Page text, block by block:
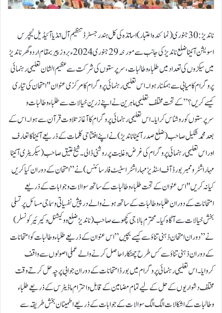
ناندیڑ: 30 جنوری ( نمائندہ اعتبار) اساتذہ کی کل ہند رجسٹرڈ تنظیم آل انڈیا آئیڈیل ٹیچرس
اسویشن آئیٹا ضلع ناندیڑ کی جانب سے مورخہ 29جنوری 2024ء بروز پیر بمقام اردو گھر ناندیڑ
میں سیکڑوں کی تعداد میں طلباء وطالبات،سرپرستوں کی شرکت سے عظیم الشان تعلیمی رہنمائی
پروگرام کامیابی سے ہمکنار ہوا۔اس تعلیمی رہنمائی پروگرام کا مرکزی عنوان "امتحان کی تیاری
کیسے کریں ؟”کے تحت مختلف تعلیمی ماہرین نے اپنے زرین خیالات سے طلباء وطالبات و
سرپرستوں کو روشناس کرایا۔اس تعلیمی رہنمائی پروگرام کا آغاز تلاوت قرآن سے ہوا۔اس کے
بعد محمد شکیل صاحب (ضلع صدر آئیٹا ناندیڑ) نے اپنے افتتاحی کلمات کے ذریعے آئیٹا کا تعارف
اور اس تعلیمی رہنمائی پروگرام کی غرض و غایت پر روشنی ڈالی۔شیخ عتیق صاحب (سیکریٹری آئیٹا
مہاراشٹر و ممبر بورڈ آف اسٹڈیز مہاراشٹر اسٹیٹ فار سائنس )نے” امتحان کے دوران کیا کریں
کیا نہ کریں "اس عنوان کے تحت طلباء وطالبات کے ساتھ سوالات و جوابات کے ذریعے
امتحانات کے دوران طلباء وطالبات کے ساتھ ہونے والے درپیش نفسیاتی و سماجی مسائل پر تسلی
بخش خیالات سے آگاہ کیا۔ محترم بالاجی کچھوے صاحب(ناندیڑ ضلع ووکیشنل و کیرئیر کونسلر )
نے” دوران امتحان ذہنی تناؤ سے کیسے بچیں ” اس عنوان کے ذریعے طلباء وطالبات کو امتحانات
کے دوران ذہنی تناؤ سے کس طرح چھٹکارا حاصل کرنے والے عملی اصولوں سے واقف
کروایا۔اس تعلیمی رہنمائی پروگرام میں بورڈ امتحانات کے دوران جوابی پرچہ حل کرتے وقت
مختلف دشواریوں کے حل کے لیے تمام مضامین کے قابل واحترام ماڈیٹرس کے ذریعے طلباء
وطالبات کے اشکالات الگ الگ سوالات کے جوابات کے ذریعے اطمینان بخش طریقہ سے